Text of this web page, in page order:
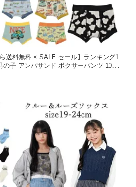
送料無料 × SALE セール】ランキング1
の子 アンパサンド ボクサーパンツ 100c
子 キッズ パンツ 下着 男児 男の子パ
替え アンダーウェア ランキング1位ボ